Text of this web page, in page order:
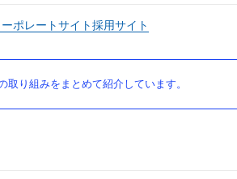
ーポレートサイト採用サイト
り組みをまとめて紹介しています。